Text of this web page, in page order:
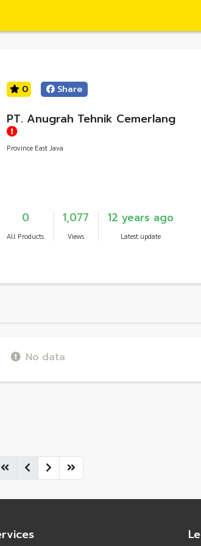
0 Share
PT. Anugrah Tehnik Cemerlang
Province East Java
0
All Products
1,077
Views
12 years ago
Latest update
No data